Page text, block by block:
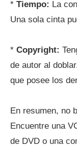
* Tiempo: La
Una sola cinta
* Copyright:
de autor al
que posee los
En resumen, no
Encuentre una
de DVD o una